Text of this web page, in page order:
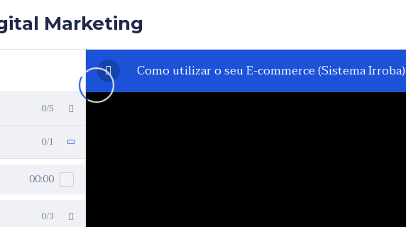
Marketing
0/5
0/1
00:00
0/3
Como utilizar o seu E-commerce (Sistema Irroba)